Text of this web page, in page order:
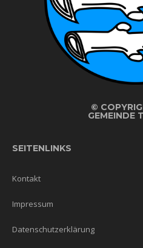
©
GEMEINDE
SEITENLINKS
Kontakt
Impressum
Datenschutzerklärung